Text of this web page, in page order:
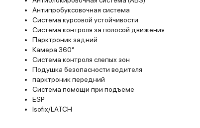
Антипробуксовочная система
Система курсовой устойчивости
Система контроля за полосой движения
Парктроник задний
Камера 360°
Система контроля слепых зон
Подушка безопасности водителя
парктроник передний
Система помощи при подъеме
ESP
Isofix/LATCH